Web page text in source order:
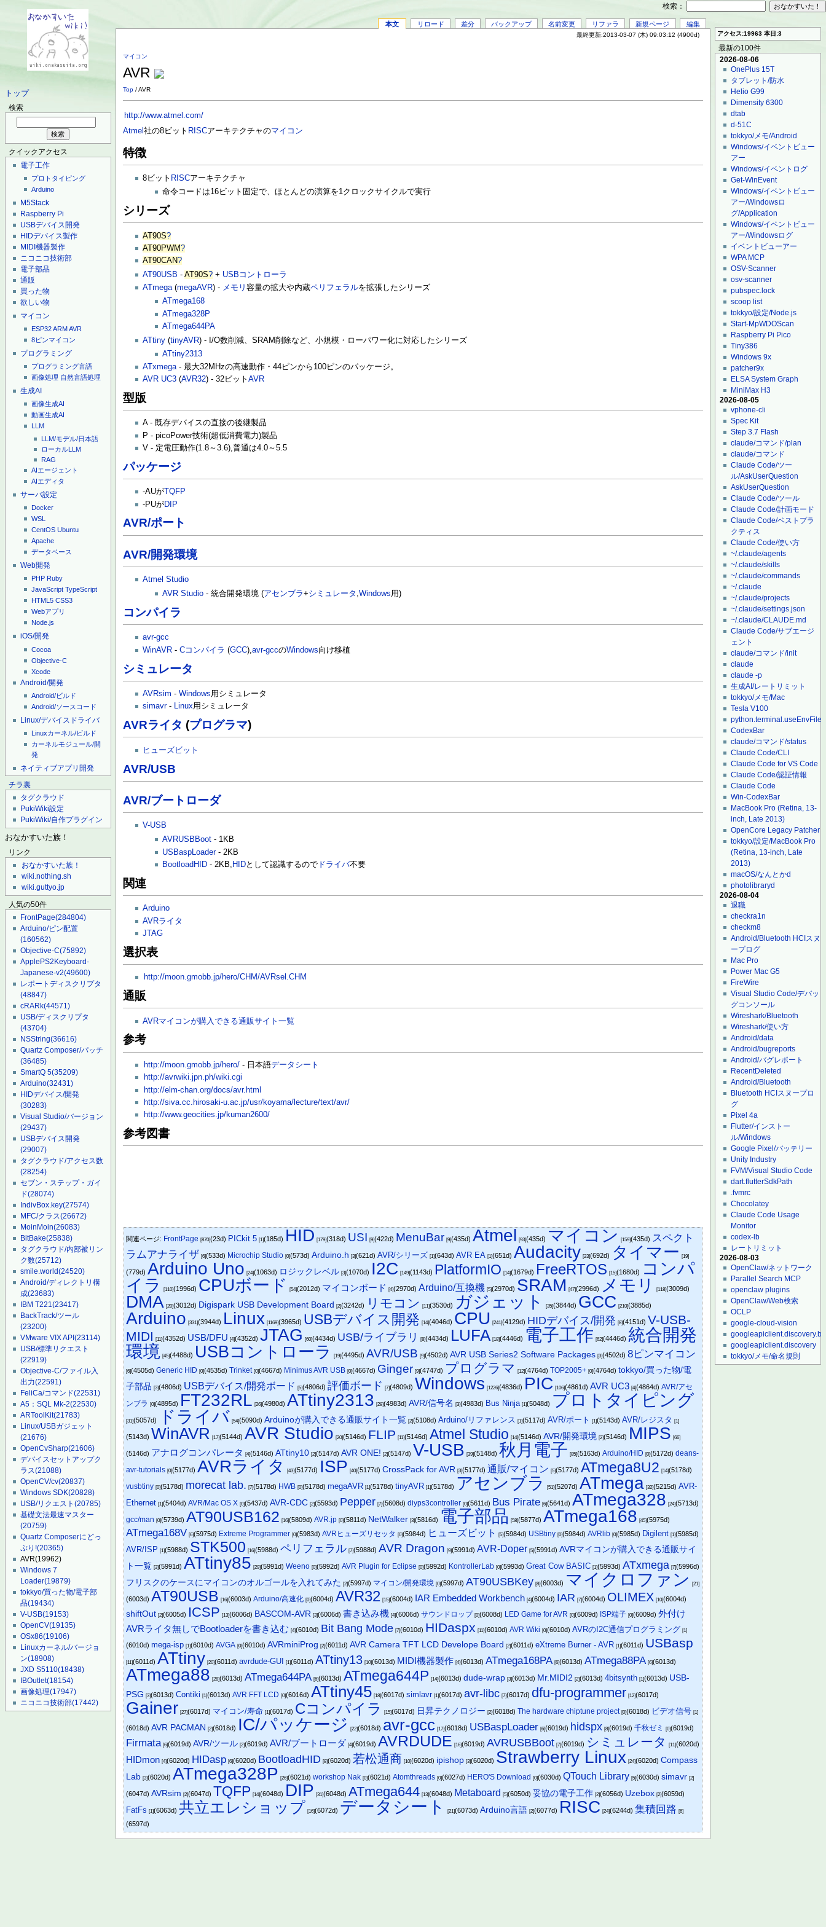
トップ
検索
クイックアクセス
電子工作
プロトタイピング
Arduino
M5Stack
Raspberry Pi
USBデバイス開発
HIDデバイス製作
MIDI機器製作
ニコニコ技術部
電子部品
通販
買った物
欲しい物
マイコン
ESP32ARMAVR
8ピンマイコン
プログラミング
プログラミング言語
画像処理 自然言語処理
生成AI
画像生成AI
動画生成AI
LLM
LLM/モデル/日本語
ローカルLLM
RAG
AIエージェント
AIエディタ
サーバ設定
Docker
WSL
CentOS Ubuntu
Apache
データベース
Web開発
PHP Ruby
JavaScript TypeScript
HTML5 CSS3
Webアプリ
Node.js
iOS/開発
Cocoa
Objective-C
Xcode
Android/開発
Android/ビルド
Android/ソースコード
Linux/デバイスドライバ
Linuxカーネル/ビルド
カーネルモジュール/開
発
ネイティブアプリ開発
チラ裏
タグクラウド
PukiWiki設定
PukiWiki/自作プラグイン
おなかすいた族！
リンク
おなかすいた族！
wiki.nothing.sh
wiki.guttyo.jp
人気の50件
FrontPage(284804)
Arduino/ピン配置
(160562)
Objective-C(75892)
ApplePS2Keyboard-
Japanese-v2(49600)
レポートディスクリプタ
(48847)
cRARk(44571)
USB/ディスクリプタ
(43704)
NSString(36616)
Quartz Composer/パッチ
(36485)
SmartQ 5(35209)
Arduino(32431)
HIDデバイス/開発
(30283)
Visual Studio/バージョン
(29437)
USBデバイス開発
(29007)
タグクラウド/アクセス数
(28254)
セブン・ステップ・ガイ
ド(28074)
IndivBox.key(27574)
MFC/クラス(26672)
MoinMoin(26083)
BitBake(25838)
タグクラウド/内部被リン
ク数(25712)
smile.world(24520)
Android/ディレクトリ構
成(23683)
IBM T221(23417)
BackTrack/ツール
(23200)
VMware VIX API(23114)
USB/標準リクエスト
(22919)
Objective-C/ファイル入
出力(22591)
FeliCa/コマンド(22531)
A5：SQL Mk-2(22530)
ARToolKit(21783)
Linux/USBガジェット
(21676)
OpenCvSharp(21606)
デバイスセットアップク
ラス(21088)
OpenCV/cv(20837)
Windows SDK(20828)
USB/リクエスト(20785)
基礎文法最速マスター
(20759)
Quartz Composerにどっ
ぷり!(20365)
AVR(19962)
Windows 7
Loader(19879)
tokkyo/買った物/電子部
品(19434)
V-USB(19153)
OpenCV(19135)
OSx86(19106)
Linuxカーネル/バージョ
ン(18908)
JXD S5110(18438)
IBOutlet(18154)
画像処理(17947)
ニコニコ技術部(17442)
本文 リロード 差分 バックアップ 名前変更 リファラ 新規ページ 編集
最終更新:2013-03-07 (木) 09:03:12 (4900d)
マイコン
AVR
Top / AVR
http://www.atmel.com/
Atmel社の8ビット RISCアーキテクチャのマイコン
特徴
8ビット RISCアーキテクチャ
命令コードは16ビット固定で、ほとんどの演算を1クロックサイクルで実行
シリーズ
AT90S?
AT90PWM?
AT90CAN?
AT90USB -AT90S? + USBコントローラ
ATmega (megaAVR) - メモリ容量の拡大や内蔵ペリフェラルを拡張したシリーズ
ATmega168
ATmega328P
ATmega644PA
ATtiny (tinyAVR) - I/O数削減、SRAM削除など、小規模・ローパワー化に対応したシリーズ
ATtiny2313
ATxmega - 最大32MHzの高速動作・44ピンから100ピンのパッケージ。
AVR UC3 (AVR32) - 32ビットAVR
型版
A - 既存デバイスの直接の後継製品
P - picoPower技術(超低消費電力)製品
V - 定電圧動作(1.8～3.6),普通は4.0～5.5
パッケージ
-AUが TQFP
-PUがDIP
AVR/ポート
AVR/開発環境
Atmel Studio
AVR Studio - 統合開発環境 (アセンブラ+シミュレータ ,Windows用)
コンパイラ
avr-gcc
WinAVR -Cコンパイラ (GCC),avr-gccのWindows向け移植
シミュレータ
AVRsim -Windows用シミュレータ
simavr- Linux用シミュレータ
AVRライタ (プログラマ)
ヒューズビット
AVR/USB
AVR/ブートローダ
V-USB
AVRUSBBoot - 1KB
USBaspLoader- 2KB
BootloadHID - 2KB, HIDとして認識するので ドライバ不要
関連
Arduino
AVRライタ
JTAG
選択表
http://moon.gmobb.jp/hero/CHM/AVRsel.CHM
通販
AVRマイコンが購入できる通販サイト一覧
参考
http://moon.gmobb.jp/hero/ - 日本語データシート
http://avrwiki.jpn.ph/wiki.cgi
http://elm-chan.org/docs/avr.html
http://siva.cc.hirosaki-u.ac.jp/usr/koyama/lecture/text/avr/
http://www.geocities.jp/kuman2600/
参考図書
関連ページ: FrontPage [870](23d) PICkit 5 [1](185d) HID [179](318d) USI [9](422d) MenuBar [9](435d)Atmel [93](435d) マイコン [159](435d) スペクト
ラムアナライザ [6](533d) Microchip Studio [0](573d)Arduino.h [3](621d)AVR/シリーズ [1](643d)AVR EA [1](651d)Audacity [23](692d) タイマー [19]
(779d)Arduino Uno [24](1063d) ロジックレベル [3](1070d) I2C [149](1143d) PlatformIO [14](1679d) FreeRTOS [15](1680d)
コンパ
イラ
[110](1996d) CPUボード [54](2012d) マイコンボード [4](2970d)Arduino/互換機 [5](2970d) SRAM [47](2996d) メモリ [118](3009d)
DMA [20](3012d) Digispark USB Development Board [2](3242d) リモコン [11](3530d) ガジェット [35](3844d) GCC [210](3885d)
Arduino [331](3944d) Linux [1169](3965d) USBデバイス開発 [14](4046d) CPU [241](4129d) HIDデバイス/開発 [8](4151d) V-USB-
MIDI [11](4352d) USB/DFU [4](4352d)JTAG [60](4434d) USB/ライブラリ [8](4434d) LUFA [18](4446d) 電子工作 [62](4446d)統合開発
環境 [45](4488d) USBコントローラ [19](4495d)AVR/USB [9](4502d)AVR USB Series2 Software Packages [3](4502d)8ピンマイコン
[6](4505d)Generic HID [0](4535d)Trinket [0](4667d) Minimus AVR USB [0](4667d) Ginger [9](4747d) プログラマ [12](4764d)TOP2005+ [0](4764d)tokkyo/買った物/電
子部品 [3](4806d) USBデバイス/開発ボード [5](4806d)評価ボード [7](4809d) Windows [1226](4836d) PIC [106](4861d)AVR UC3 [4](4864d)AVR/アセ
ンブラ [0](4895d) FT232RL [26](4980d)ATtiny2313 [28](4983d)AVR/信号名 [3](4983d) Bus Ninja [1](5048d) プロトタイピング
[31](5057d) ドライバ [54](5090d)Arduinoが購入できる通販サイト一覧 [2](5108d)Arduino/リファレンス [1](5117d)AVR/ポート [1](5143d)AVR/レジスタ [1]
(5143d) WinAVR [17](5144d)AVR Studio [20](5146d) FLIP [11](5146d)Atmel Studio [14](5146d)AVR/開発環境 [2](5146d) MIPS [66]
(5146d) アナログコンパレータ [4](5146d)ATtiny10 [2](5147d)AVR ONE! [2](5147d) V-USB [39](5148d)秋月電子 [85](5163d)Arduino/HID [0](5172d)deans-
avr-tutorials [0](5177d)AVRライタ [43](5177d) ISP [40](5177d)CrossPack for AVR [3](5177d)通販/マイコン [5](5177d)ATmega8U2 [14](5178d)
vusbtiny [0](5178d) morecat lab. [7](5178d) HWB [0](5178d)megaAVR [1](5178d)tinyAVR [1](5178d) アセンブラ [51](5207d)ATmega [32](5215d)AVR-
Ethernet [1](5404d)AVR/Mac OS X [0](5437d)AVR-CDC [2](5593d) Pepper [7](5608d)diyps3controller [0](5611d) Bus Pirate [6](5641d)ATmega328 [24](5713d)
gcc/man [0](5739d)AT90USB162 [16](5809d)AVR.jp [0](5811d) NetWalker [3](5816d) 電子部品 [58](5877d)ATmega168 [45](5975d)
ATmega168V [6](5975d) Extreme Programmer [0](5983d)AVRヒューズリセッタ [0](5984d) ヒューズビット [5](5984d) USBtiny [0](5984d)AVRlib [0](5985d) Digilent [1](5985d)
AVR/ISP [1](5988d) STK500 [16](5988d)ペリフェラル [7](5988d)AVR Dragon [9](5991d)AVR-Doper [5](5991d)AVRマイコンが購入できる通販サイ
ト一覧 [3](5991d)ATtiny85 [29](5991d)Weeno [0](5992d)AVR Plugin for Eclipse [0](5992d) KontrollerLab [0](5993d)Great Cow BASIC [1](5993d)ATxmega [7](5996d)
フリスクのケースにマイコンのオルゴールを入れてみた [2](5997d) マイコン/開発環境 [0](5997d)AT90USBKey [8](6003d) マイクロファン [21]
(6003d)AT90USB [16](6003d)Arduino/高速化 [0](6004d)AVR32 [15](6004d) IAR Embedded Workbench [4](6004d) IAR [7](6004d) OLIMEX [10](6004d)
shiftOut [2](6005d) ICSP [13](6006d) BASCOM-AVR [3](6006d)書き込み機 [4](6006d)サウンドロップ [0](6008d) LED Game for AVR [0](6009d) ISP端子 [0](6009d)外付け
AVRライタ無しでBootloaderを書き込む [4](6010d) Bit Bang Mode [7](6010d) HIDaspx [11](6010d)AVR Wiki [0](6010d)AVRのI2C通信プログラミング [1]
(6010d)mega-isp [1](6010d)AVGA [0](6010d)AVRminiProg [2](6011d)AVR Camera TFT LCD Develope Board [2](6011d)eXtreme Burner - AVR [1](6011d) USBasp
[11](6011d)ATtiny [20](6011d)avrdude-GUI [1](6011d)ATtiny13 [10](6013d) MIDI機器製作 [4](6013d)ATmega168PA [6](6013d)ATmega88PA [6](6013d)
ATmega88 [28](6013d)ATmega644PA [6](6013d)ATmega644P [14](6013d)dude-wrap [3](6013d) Mr.MIDI2 [2](6013d)4bitsynth [1](6013d) USB-
PSG [3](6013d)Contiki [1](6013d)AVR FFT LCD [0](6016d)ATtiny45 [18](6017d)simlavr [1](6017d)avr-libc [7](6017d) dfu-programmer [12](6017d)
Gainer [27](6017d) マイコン/寿命 [1](6017d) Cコンパイラ [15](6017d) 日昇テクノロジー [2](6018d)The hardware chiptune project [0](6018d) ビデオ信号 [1]
(6018d)AVR PACMAN [2](6018d) IC/パッケージ [22](6018d) avr-gcc [17](6018d) USBaspLoader [6](6019d) hidspx [8](6019d)千秋ゼミ [0](6019d)
Firmata [6](6019d)AVR/ツール [2](6019d)AVR/ブートローダ [4](6019d)AVRDUDE [16](6019d)AVRUSBBoot [7](6019d) シミュレータ [11](6020d)
HIDmon [4](6020d) HIDasp [6](6020d) BootloadHID [8](6020d) 若松通商 [10](6020d) ipishop [3](6020d) Strawberry Linux [24](6020d)Compass
Lab [3](6020d)ATmega328P [26](6021d)workshop Nak [0](6021d)Atomthreads [0](6027d) HERO'S Download [0](6030d)QTouch Library [5](6030d)simavr [2]
(6047d)AVRsim [2](6047d) TQFP [14](6048d) DIP [31](6048d)ATmega644 [13](6048d) Metaboard [5](6050d)妥協の電子工作 [2](6056d) Uzebox [2](6059d)
FatFs [1](6063d)共立エレショップ [16](6072d) データシート [21](6073d)Arduino言語 [2](6077d) RISC [24](6244d)集積回路 [6]
(6597d)
アクセス:19963 本日:3
最新の100件
2026-08-06
OnePlus 15T
タブレット/防水
Helio G99
Dimensity 6300
dtab
d-51C
tokkyo/メモ/Android
Windows/イベントビュー
アー
Windows/イベントログ
Get-WinEvent
Windows/イベントビュー
アー/Windowsロ
グ/Application
Windows/イベントビュー
アー/Windowsログ
イベントビューアー
WPA MCP
OSV-Scanner
osv-scanner
pubspec.lock
scoop list
tokkyo/設定/Node.js
Start-MpWDOScan
Raspberry Pi Pico
Tiny386
Windows 9x
patcher9x
ELSA System Graph
MiniMax H3
2026-08-05
vphone-cli
Spec Kit
Step 3.7 Flash
claude/コマンド/plan
claude/コマンド
Claude Code/ツー
ル/AskUserQuestion
AskUserQuestion
Claude Code/ツール
Claude Code/計画モード
Claude Code/ベストプラ
クティス
Claude Code/使い方
~/.claude/agents
~/.claude/skills
~/.claude/commands
~/.claude
~/.claude/projects
~/.claude/settings.json
~/.claude/CLAUDE.md
Claude Code/サブエージ
ェント
claude/コマンド/init
claude
claude -p
生成AI/レートリミット
tokkyo/メモ/Mac
Tesla V100
python.terminal.useEnvFile
CodexBar
claude/コマンド/status
Claude Code/CLI
Claude Code for VS Code
Claude Code/認証情報
Claude Code
Win-CodexBar
MacBook Pro (Retina, 13-
inch, Late 2013)
OpenCore Legacy Patcher
tokkyo/設定/MacBook Pro
(Retina, 13-inch, Late
2013)
macOS/なんとかd
photolibraryd
2026-08-04
退職
checkra1n
checkm8
Android/Bluetooth HCIスヌ
ープログ
Mac Pro
Power Mac G5
FireWire
Visual Studio Code/デバッ
グコンソール
Wireshark/Bluetooth
Wireshark/使い方
Android/data
Android/bugreports
Android/バグレポート
RecentDeleted
Android/Bluetooth
Bluetooth HCIスヌープロ
グ
Pixel 4a
Flutter/インストー
ル/Windows
Google Pixel/バッテリー
Unity Industry
FVM/Visual Studio Code
dart.flutterSdkPath
.fvmrc
Chocolatey
Claude Code Usage
Monitor
codex-lb
レートリミット
2026-08-03
OpenClaw/ネットワーク
Parallel Search MCP
openclaw plugins
OpenClaw/Web検索
OCLP
google-cloud-vision
googleapiclient.discovery
tokkyo/メモ/命名規則
検索：